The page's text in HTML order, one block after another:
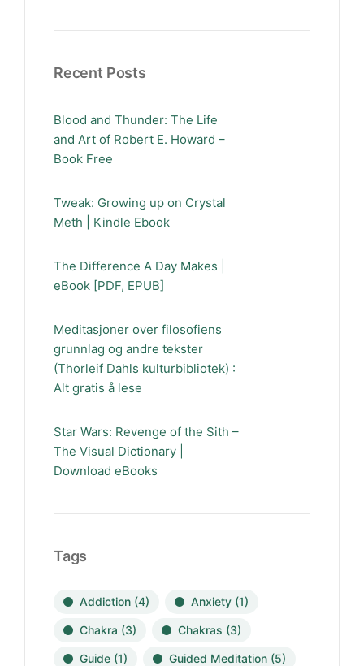
Recent Posts
Blood and Thunder: The Life
and Art of Robert E. Howard –
Book Free
Tweak: Growing up on Crystal
Meth | Kindle Ebook
The Difference A Day Makes |
eBook [PDF, EPUB]
Meditasjoner over filosofiens
grunnlag og andre tekster
(Thorleif Dahls kulturbibliotek) :
Alt gratis å lese
Star Wars: Revenge of the Sith –
The Visual Dictionary |
Download eBooks
Tags
Addiction (4) Anxiety (1)
Chakra (3) Chakras (3)
Guide (1) Guided Meditation (5)